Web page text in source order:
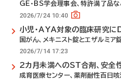
GE・BS学会理事会、特許満了品
2026/7/24 10:40
小児・AYA対象の臨床研究に
国がん、メキニスト錠とエザルミア
2026/7/14 17:23
2カ月未満へのST合剤、安全
成育医療センター、薬剤耐性百日